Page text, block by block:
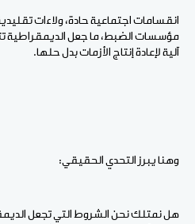
انقسامات اجتماعية حادة، ولاءات
مؤسسات الضبط، ما جعل الديمقراطية
آلية لإعادة إنتاج الأزمات بدل حلها.
وهنا يبرز التحدي الحقيقي:
هل نمتلك نحن الشروط التي تجعل